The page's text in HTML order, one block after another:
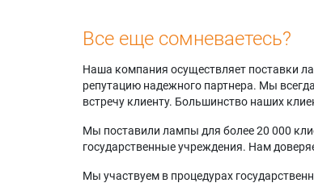
Все еще сомневаетесь?
Наша компания осуществляет поставки
репутацию надежного партнера. Мы
встречу клиенту. Большинство наших
Мы поставили лампы для более 20 000
государственные учреждения. Нам
Мы участвуем в процедурах